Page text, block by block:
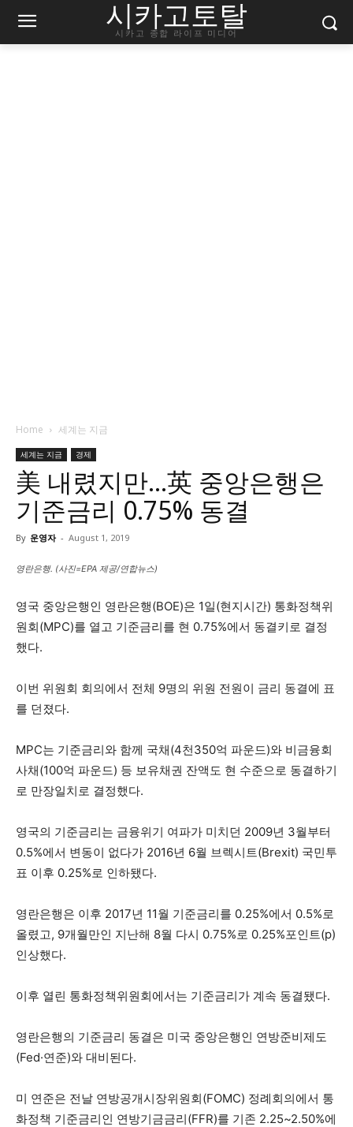
시카고토탈
시카고 종합 라이프 미디어
Home 세계는 지금
세계는 지금 경제
美 내렸지만…英 중앙은행은
기준금리 0.75% 동결
By 운영자 - August 1, 2019
영란은행. (사진=EPA 제공/연합뉴스)
영국 중앙은행인 영란은행(BOE)은 1일(현지시간) 통화정책위
원회(MPC)를 열고 기준금리를 현 0.75%에서 동결키로 결정
했다.
이번 위원회 회의에서 전체 9명의 위원 전원이 금리 동결에 표
를 던졌다.
MPC는 기준금리와 함께 국채(4천350억 파운드)와 비금융회
사채(100억 파운드) 등 보유채권 잔액도 현 수준으로 동결하기
로 만장일치로 결정했다.
영국의 기준금리는 금융위기 여파가 미치던 2009년 3월부터
0.5%에서 변동이 없다가 2016년 6월 브렉시트(Brexit) 국민투
표 이후 0.25%로 인하됐다.
영란은행은 이후 2017년 11월 기준금리를 0.25%에서 0.5%로
올렸고, 9개월만인 지난해 8월 다시 0.75%로 0.25%포인트(p)
인상했다.
이후 열린 통화정책위원회에서는 기준금리가 계속 동결됐다.
영란은행의 기준금리 동결은 미국 중앙은행인 연방준비제도
(Fed·연준)와 대비된다.
미 연준은 전날 연방공개시장위원회(FOMC) 정례회의에서 통
화정책 기준금리인 연방기금금리(FFR)를 기존 2.25~2.50%에